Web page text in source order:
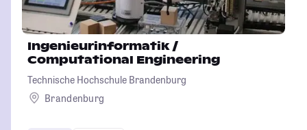
Ingenieurinformatik /
Computational Engineering
Technische Hochschule Brandenburg
Brandenburg